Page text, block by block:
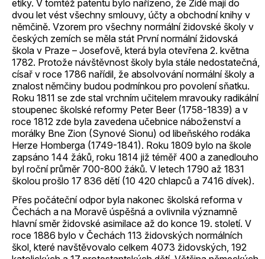
etiky. V tomtéž patentu bylo nařízeno, že Židé mají do
dvou let vést všechny smlouvy, účty a obchodní knihy v
němčině. Vzorem pro všechny normální židovské školy v
českých zemích se měla stát První normální židovská
škola v Praze – Josefově, která byla otevřena 2. května
1782. Protože návštěvnost školy byla stále nedostatečná,
císař v roce 1786 nařídil, že absolvování normální školy a
znalost němčiny budou podmínkou pro povolení sňatku.
Roku 1811 se zde stal vrchním učitelem mravouky radikální
stoupenec školské reformy Peter Beer (1758-1839) a v
roce 1812 zde byla zavedena učebnice náboženství a
morálky Bne Zion (Synové Sionu) od libeňského rodáka
Herze Homberga (1749-1841). Roku 1809 bylo na škole
zapsáno 144 žáků, roku 1814 již téměř 400 a zanedlouho
byl roční průměr 700-800 žáků. V letech 1790 až 1831
školou prošlo 17 836 dětí (10 420 chlapců a 7416 dívek).
Přes počáteční odpor byla nakonec školská reforma v
Čechách a na Moravě úspěšná a ovlivnila významně
hlavní směr židovské asimilace až do konce 19. století. V
roce 1886 bylo v Čechách 113 židovských normálních
škol, které navštěvovalo celkem 4073 židovských, 192